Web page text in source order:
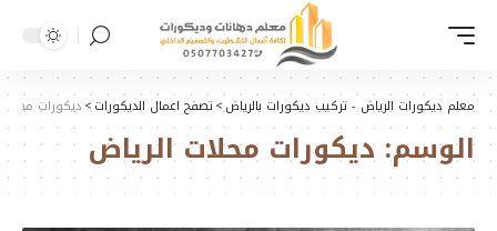
معلم ديكورات الرياض - تركيب ديكورات بالرياض>تصفح اعمال الديكورات>ديكورات
الوسم: ديكورات محلات الرياض